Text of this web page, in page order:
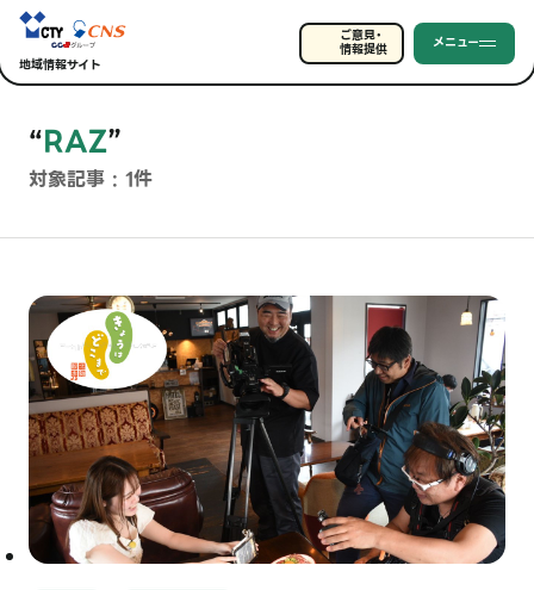
地域情報サイト
ご意見・
情報提供 メニュー
“RAZ”
対象記事 : 1件